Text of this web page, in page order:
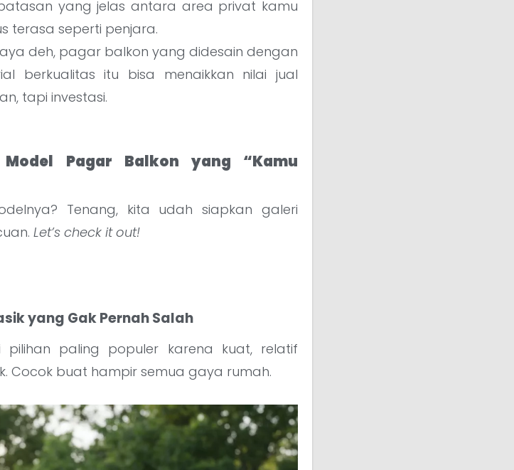
yang jelas antara area privat kamu
terasa seperti penjara.
deh, pagar balkon yang didesain dengan
berkualitas itu bisa menaikkan nilai jual
tapi investasi.
Pagar Balkon yang “Kamu
Tenang, kita udah siapkan galeri
Let’s check it out!
yang Gak Pernah Salah
paling populer karena kuat, relatif
Cocok buat hampir semua gaya rumah.